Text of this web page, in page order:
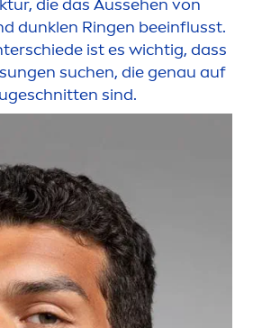
die das Aussehen von
dunklen Ringen beeinflusst.
ist es wichtig, dass
sungen suchen, die genau auf
sind.